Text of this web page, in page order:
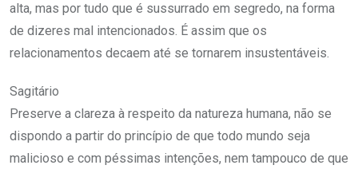
alta, mas por tudo que é sussurrado em segredo, na forma
de dizeres mal intencionados. É assim que os
relacionamentos decaem até se tornarem insustentáveis.
Sagitário
Preserve a clareza à respeito da natureza humana, não se
dispondo a partir do princípio de que todo mundo seja
malicioso e com péssimas intenções, nem tampouco de que